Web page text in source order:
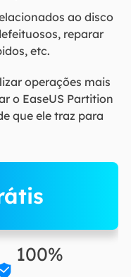
ao disco
reparar
etc.
operações mais
o EaseUS Partition
que ele traz para
100%